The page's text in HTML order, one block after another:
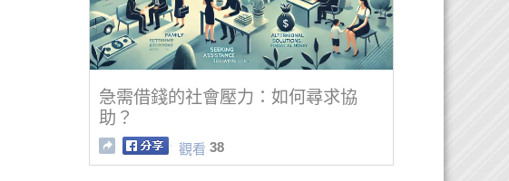
急需借錢的社會壓力：如何尋求協
助？
觀看 38